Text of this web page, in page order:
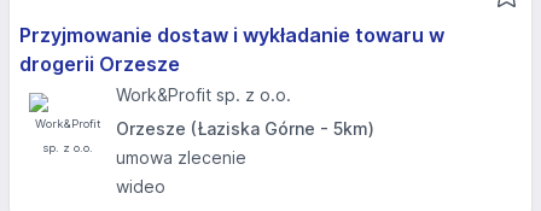
Przyjmowanie dostaw i wykładanie towaru w
drogerii Orzesze
Work&Profit sp. z o.o.
Orzesze (Łaziska Górne - 5km)
umowa zlecenie
wideo